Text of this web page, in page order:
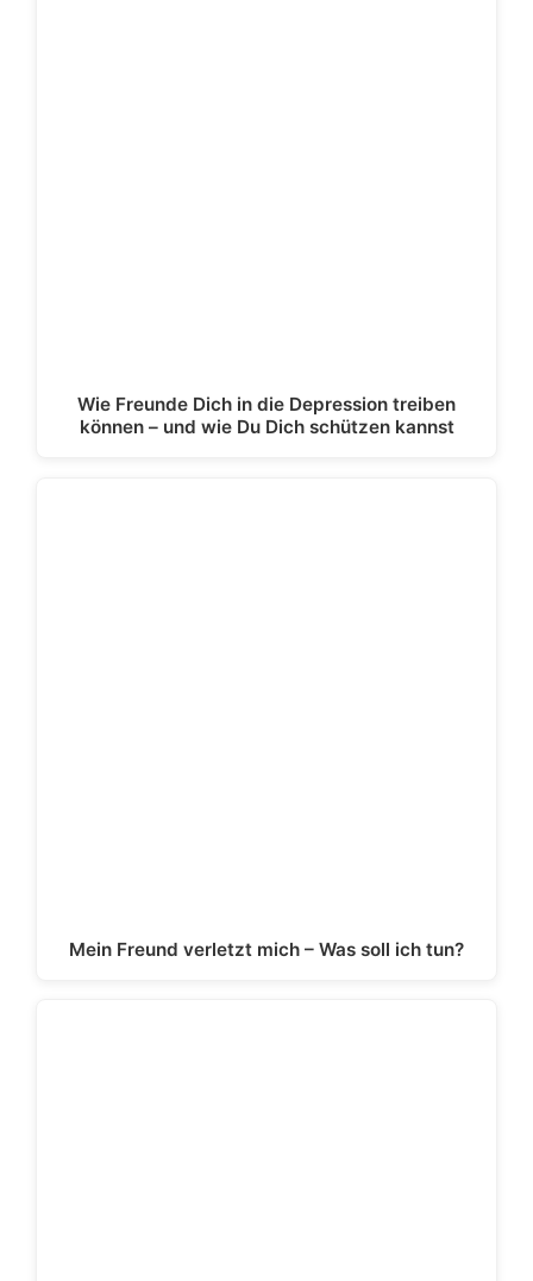
Wie Freunde Dich in die Depression treiben
können – und wie Du Dich schützen kannst
Mein Freund verletzt mich – Was soll ich tun?